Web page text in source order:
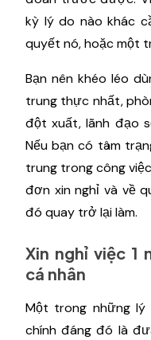
kỳ lý do nào khác
quyết nó, hoặc một
Bạn nên khéo léo
trung thực nhất,
đột xuất, lãnh đạo
Nếu bạn có tâm
trung trong công
đơn xin nghỉ và về
đó quay trở lại làm.
Xin nghỉ việc 1
cá nhân
Một trong những
chính đáng đó là